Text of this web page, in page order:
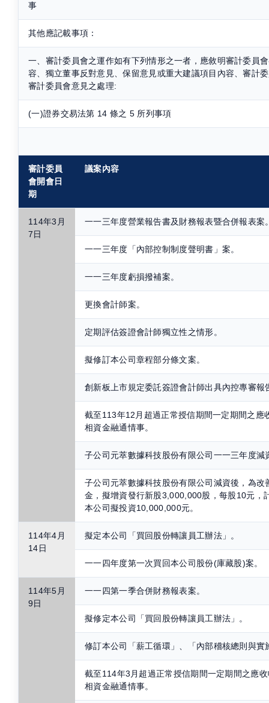
事
其他應記載事項：
一、審計委員會之運作如有下列情形之一者，應敘明審計委員
容、獨立董事反對意見、保留意見或重大建議項目內容、審計
審計委員會意見之處理:
(一)證券交易法第 14 條之 5 所列事項
審計委員
會開會日
期
議案內容
114年3月
7日
一一三年度營業報告書及財務報表暨合併報表案
一一三年度「內部控制制度聲明書」案。
一一三年度虧損撥補案。
更換會計師案。
定期評估簽證會計師獨立性之情形。
擬修訂本公司章程部分條文案。
創新板上市規定委託簽證會計師出具內控專審報
截至113年12月超過正常授信期間一定期間之應
相資金融通情事。
子公司元萃數據科技股份有限公司一一三年度減
子公司元萃數據科技股份有限公司減資後，為改
金，擬增資發行新股3,000,000股，每股10元，
本公司擬投資10,000,000元。
114年4月
14日
擬定本公司「買回股份轉讓員工辦法」。
一一四年度第一次買回本公司股份(庫藏股)案。
114年5月
9日
一一四第一季合併財務報表案。
擬修定本公司「買回股份轉讓員工辦法」。
修訂本公司「薪工循環」、「內部稽核總則與實
截至114年3月超過正常授信期間一定期間之應
相資金融通情事。